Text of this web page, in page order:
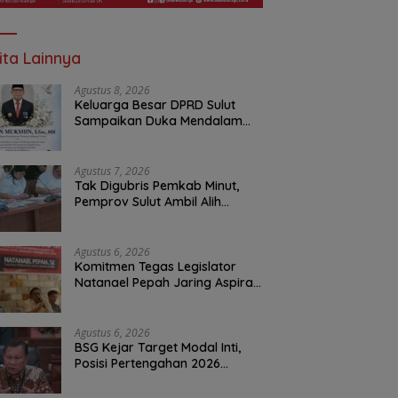
Lainnya
Agustus 8, 2026
Keluarga Besar DPRD Sulut
Sampaikan Duka Mendalam
Agustus 7, 2026
Tak Digubris Pemkab Minut,
Pemprov Sulut Ambil Alih
Agustus 6, 2026
Komitmen Tegas Legislator
Natanael Pepah Jaring Aspirasi
Infrastruktur
Agustus 6, 2026
BSG Kejar Target Modal Inti,
Posisi Pertengahan 2026